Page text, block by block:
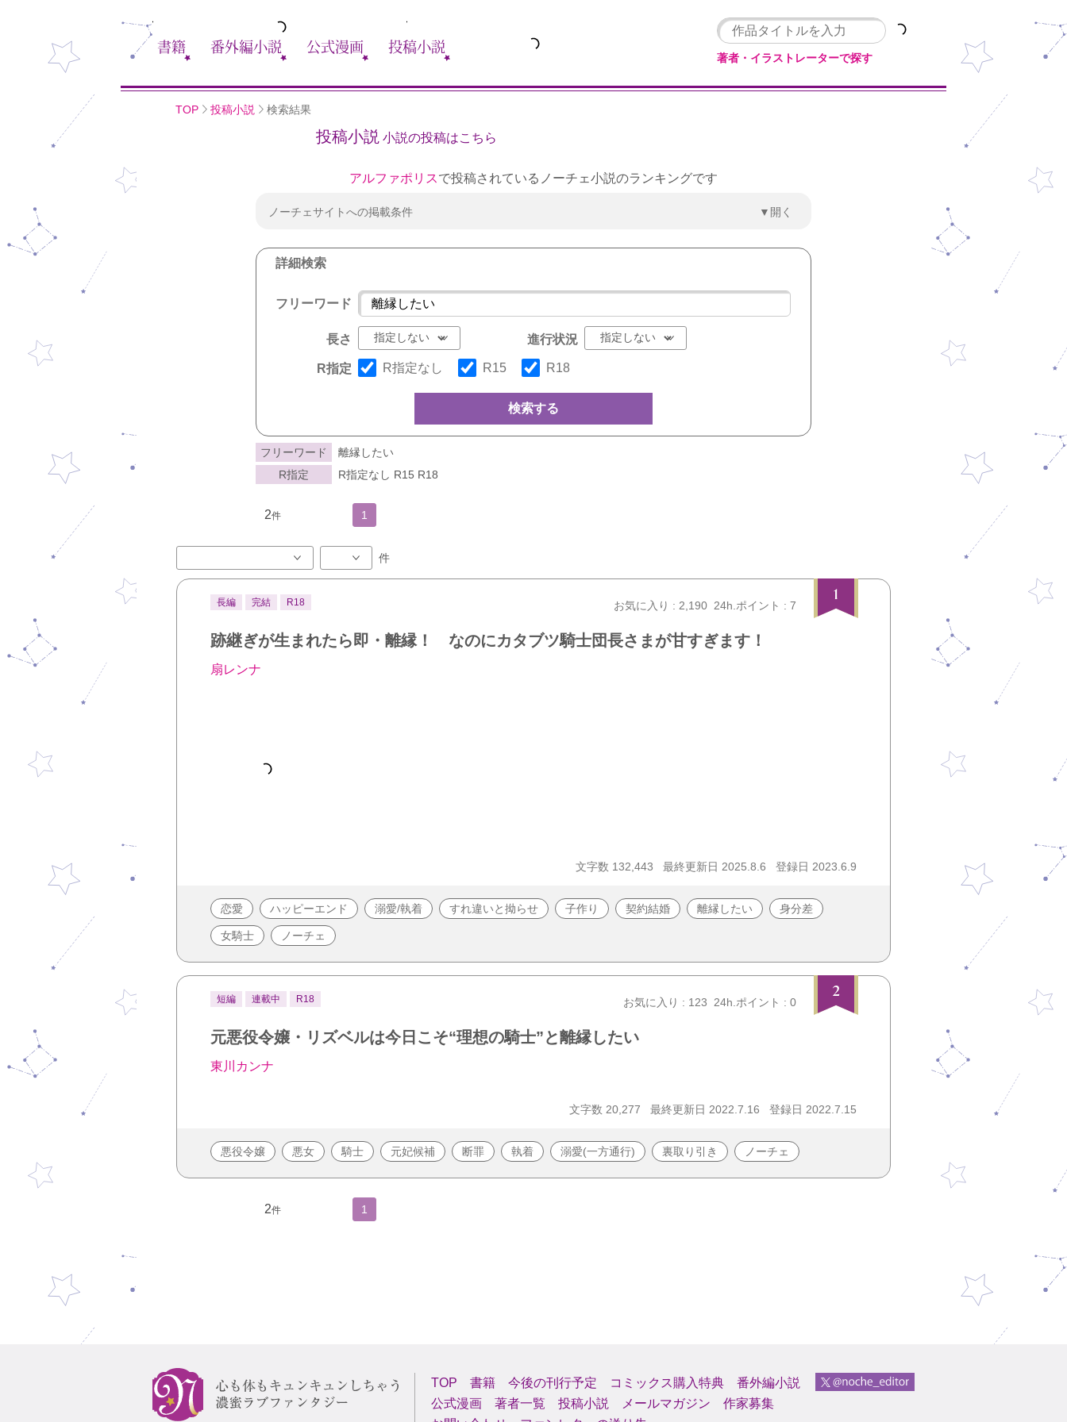
書籍 番外編小説 公式漫画 投稿小説
著者・イラストレーターで探す
TOP 投稿小説 検索結果
投稿小説 小説の投稿はこちら
アルファポリスで投稿されているノーチェ小説のランキングです
ノーチェサイトへの掲載条件 ▼開く
詳細検索
フリーワード
長さ 進行状況
R指定 R指定なし R15 R18
検索する
フリーワード
離縁したい
R指定
R指定なし R15 R18
2件 1
件
1
長編 完結 R18 お気に入り : 2,190 24h.ポイント : 7
跡継ぎが生まれたら即・離縁！ なのにカタブツ騎士団長さまが甘すぎます！
扇レンナ
文字数 132,443 最終更新日 2025.8.6 登録日 2023.6.9
恋愛 ハッピーエンド 溺愛/執着 すれ違いと拗らせ 子作り 契約結婚 離縁したい 身分差
女騎士 ノーチェ
2
短編 連載中 R18 お気に入り : 123 24h.ポイント : 0
元悪役令嬢・リズベルは今日こそ“理想の騎士”と離縁したい
東川カンナ
文字数 20,277 最終更新日 2022.7.16 登録日 2022.7.15
悪役令嬢 悪女 騎士 元妃候補 断罪 執着 溺愛(一方通行) 裏取り引き ノーチェ
2件 1
TOP 書籍 今後の刊行予定 コミックス購入特典
番外編小説
公式漫画
著者一覧 投稿小説 メールマガジン
作家募集